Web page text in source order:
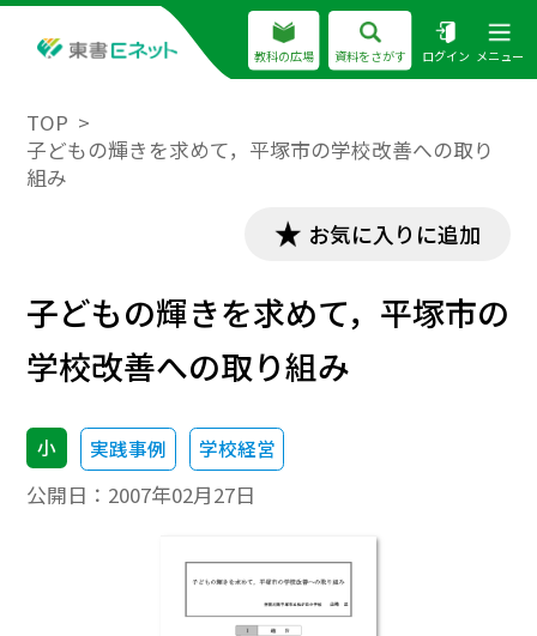
教科の広場 資料をさがす ログイン メニュー
TOP
子どもの輝きを求めて，平塚市の学校改善への取り
組み
お気に入りに追加
子どもの輝きを求めて，平塚市の
学校改善への取り組み
小 実践事例 学校経営
公開日： 2007年02月27日